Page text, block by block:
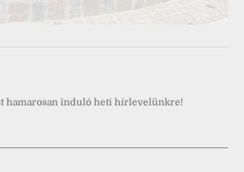
hamarosan induló heti hírlevelünkre!